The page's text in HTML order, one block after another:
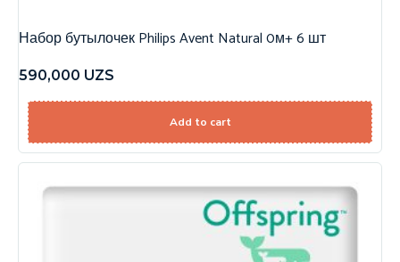
Набор бутылочек Philips Avent Natural 0м+ 6 шт
590,000 UZS
Add to cart